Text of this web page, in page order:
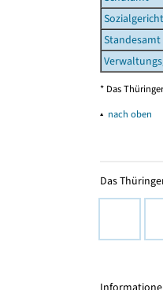
Sozialgericht
Standesamt
* Das
▴ nach oben
Das